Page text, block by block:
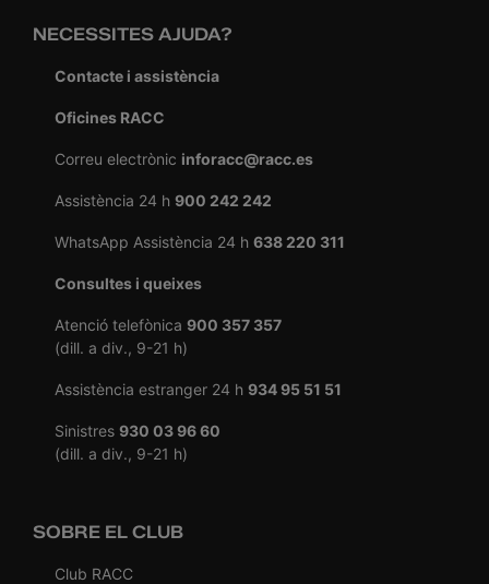
NECESSITES AJUDA?
Contacte i assistència
Oficines RACC
Correu electrònic inforacc@racc.es
Assistència 24 h 900 242 242
WhatsApp Assistència 24 h 638 220 311
Consultes i queixes
Atenció telefònica 900 357 357
(dill. a div., 9-21 h)
Assistència estranger 24 h 934 95 51 51
Sinistres 930 03 96 60
(dill. a div., 9-21 h)
SOBRE EL CLUB
Club RACC